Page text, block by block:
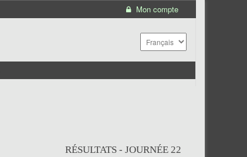
Mon compte
RÉSULTATS - JOURNÉE 22